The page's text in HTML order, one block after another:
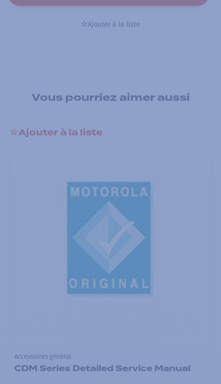
Ajouter à la liste
Vous pourriez aimer aussi
Ajouter à la liste
Accessoires général
CDM Series Detailed Service Manual